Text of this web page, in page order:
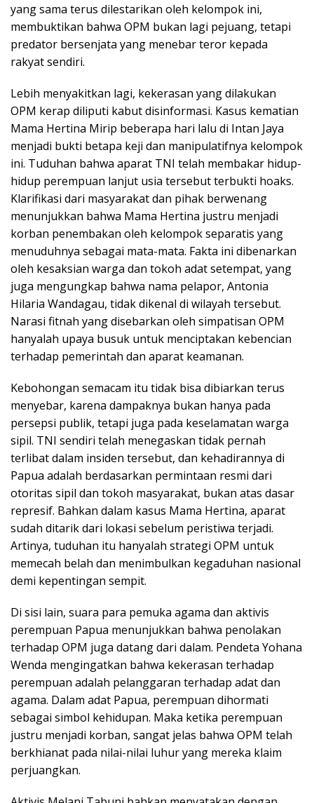
yang sama terus dilestarikan oleh kelompok ini,
membuktikan bahwa OPM bukan lagi pejuang, tetapi
predator bersenjata yang menebar teror kepada
rakyat sendiri.
Lebih menyakitkan lagi, kekerasan yang dilakukan
OPM kerap diliputi kabut disinformasi. Kasus kematian
Mama Hertina Mirip beberapa hari lalu di Intan Jaya
menjadi bukti betapa keji dan manipulatifnya kelompok
ini. Tuduhan bahwa aparat TNI telah membakar hidup-
hidup perempuan lanjut usia tersebut terbukti hoaks.
Klarifikasi dari masyarakat dan pihak berwenang
menunjukkan bahwa Mama Hertina justru menjadi
korban penembakan oleh kelompok separatis yang
menuduhnya sebagai mata-mata. Fakta ini dibenarkan
oleh kesaksian warga dan tokoh adat setempat, yang
juga mengungkap bahwa nama pelapor, Antonia
Hilaria Wandagau, tidak dikenal di wilayah tersebut.
Narasi fitnah yang disebarkan oleh simpatisan OPM
hanyalah upaya busuk untuk menciptakan kebencian
terhadap pemerintah dan aparat keamanan.
Kebohongan semacam itu tidak bisa dibiarkan terus
menyebar, karena dampaknya bukan hanya pada
persepsi publik, tetapi juga pada keselamatan warga
sipil. TNI sendiri telah menegaskan tidak pernah
terlibat dalam insiden tersebut, dan kehadirannya di
Papua adalah berdasarkan permintaan resmi dari
otoritas sipil dan tokoh masyarakat, bukan atas dasar
represif. Bahkan dalam kasus Mama Hertina, aparat
sudah ditarik dari lokasi sebelum peristiwa terjadi.
Artinya, tuduhan itu hanyalah strategi OPM untuk
memecah belah dan menimbulkan kegaduhan nasional
demi kepentingan sempit.
Di sisi lain, suara para pemuka agama dan aktivis
perempuan Papua menunjukkan bahwa penolakan
terhadap OPM juga datang dari dalam. Pendeta Yohana
Wenda mengingatkan bahwa kekerasan terhadap
perempuan adalah pelanggaran terhadap adat dan
agama. Dalam adat Papua, perempuan dihormati
sebagai simbol kehidupan. Maka ketika perempuan
justru menjadi korban, sangat jelas bahwa OPM telah
berkhianat pada nilai-nilai luhur yang mereka klaim
perjuangkan.